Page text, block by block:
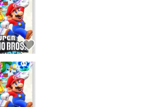
マの基準をクリアした安心・安全なユーザーです
ーはYahoo!フリマの取引を完了させた実績があります
の情報をコピーします
れています